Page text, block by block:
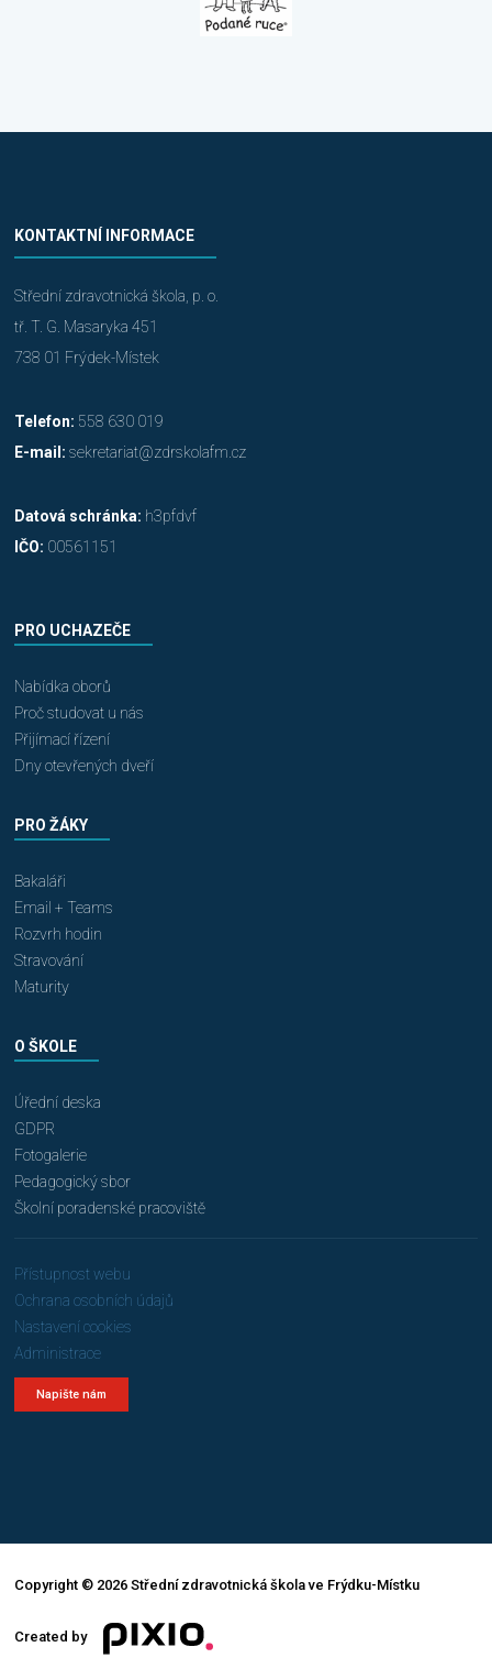
KONTAKTNÍ INFORMACE
Střední zdravotnická škola, p. o.
tř. T. G. Masaryka 451
738 01 Frýdek-Místek
Telefon: 558 630 019
E-mail: sekretariat@zdrskolafm.cz
Datová schránka: h3pfdvf
IČO: 00561151
PRO UCHAZEČE
Nabídka oborů
Proč studovat u nás
Přijímací řízení
Dny otevřených dveří
PRO ŽÁKY
Bakaláři
Email + Teams
Rozvrh hodin
Stravování
Maturity
O ŠKOLE
Úřední deska
GDPR
Fotogalerie
Pedagogický sbor
Školní poradenské pracoviště
Přístupnost webu
Ochrana osobních údajů
Nastavení cookies
Administrace
Napište nám
Copyright © 2026 Střední zdravotnická škola ve Frýdku-Místku
Created by